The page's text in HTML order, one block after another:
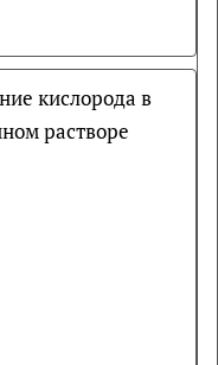
кислорода в
растворе